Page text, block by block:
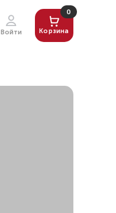
Войти Корзина
0